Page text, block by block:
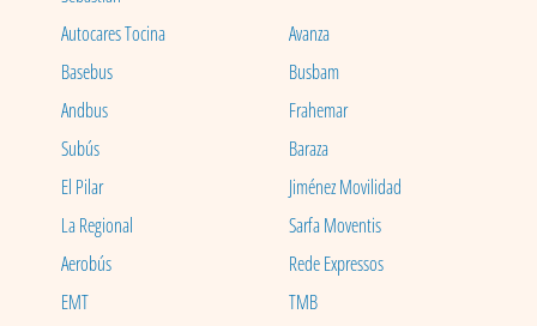
Autocares Tocina
Avanza
Basebus
Busbam
Andbus
Frahemar
Subús
Baraza
El Pilar
Jiménez Movilidad
La Regional
Sarfa Moventis
Aerobús
Rede Expressos
EMT
TMB